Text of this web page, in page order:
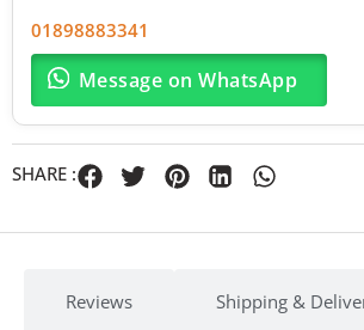
01898883341
Message on WhatsApp
SHARE :
Reviews Shipping &